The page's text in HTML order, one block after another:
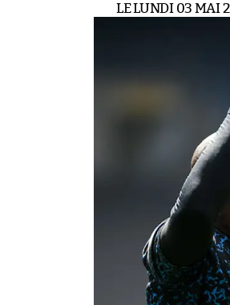
LE LUNDI 03 MAI